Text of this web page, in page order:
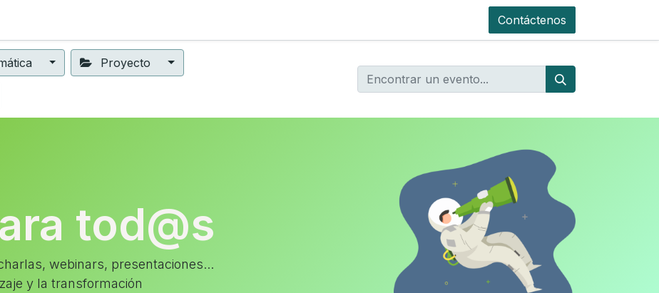
Contáctenos
Proyecto
tod@s
webinars, presentaciones...
y la transformación